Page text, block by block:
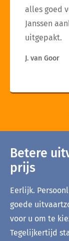
alles goed
Janssen
uitgepakt.
J. van Goor
Betere
prijs
Eerlijk.
goede
voor u om te
Tegelijkertijd